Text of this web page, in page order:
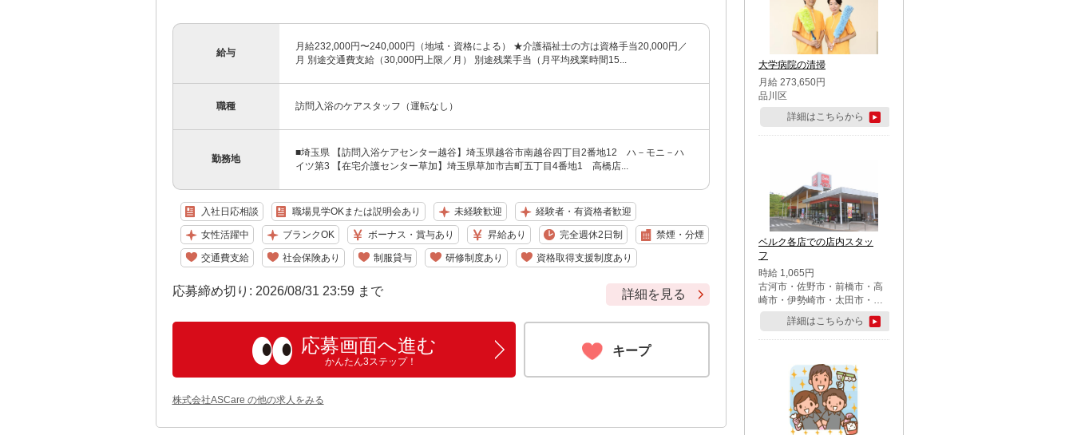
給与
月給232,000円〜240,000円（地域・資格による） ★介護福祉士の方は資格手当20,000円／
月 別途交通費支給（30,000円上限／月） 別途残業手当（月平均残業時間15...
職種 訪問入浴のケアスタッフ（運転なし）
勤務地
■埼玉県 【訪問入浴ケアセンター越谷】埼玉県越谷市南越谷四丁目2番地12 ハ－モニ－ハ
イツ第3 【在宅介護センター草加】埼玉県草加市吉町五丁目4番地1 高橋店...
入社日応相談 職場見学OKまたは説明会あり 未経験歓迎 経験者・有資格者歓迎
女性活躍中 ブランクOK ボーナス・賞与あり 昇給あり 完全週休2日制 禁煙・分煙
交通費支給 社会保険あり 制服貸与 研修制度あり 資格取得支援制度あり
応募締め切り: 2026/08/31 23:59 まで 詳細を見る
応募画面へ進む
かんたん3ステップ！
キープ
株式会社ASCare の他の求人をみる
大学病院の清掃
月給 273,650円
品川区
詳細はこちらから
ベルク各店での店内スタッ
フ
時給 1,065円
古河市・佐野市・前橋市・高
崎市・伊勢崎市・太田市・館
林市・藤岡市・大泉町・さい
たま市北区・川越市・熊谷
市・行田市・秩父市・所沢
市・鶴ケ島市・千葉市中央
区・市川市・松戸市・習志野
市・柏市・流山市・八千代
市・足立区・江戸川区・八王
子市・町田市
詳細はこちらから